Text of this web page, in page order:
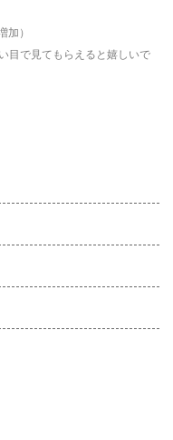
加）
目で見てもらえると嬉しいで